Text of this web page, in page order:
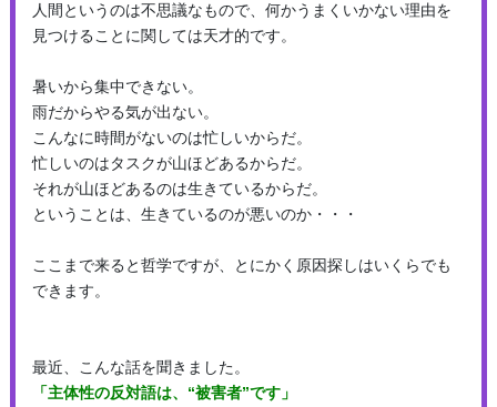
人間というのは不思議なもので、何かうまくいかない理由を
見つけることに関しては天才的です。
暑いから集中できない。
雨だからやる気が出ない。
こんなに時間がないのは忙しいからだ。
忙しいのはタスクが山ほどあるからだ。
それが山ほどあるのは生きているからだ。
ということは、生きているのが悪いのか・・・
ここまで来ると哲学ですが、とにかく原因探しはいくらでも
できます。
最近、こんな話を聞きました。
「主体性の反対語は、“被害者”です」